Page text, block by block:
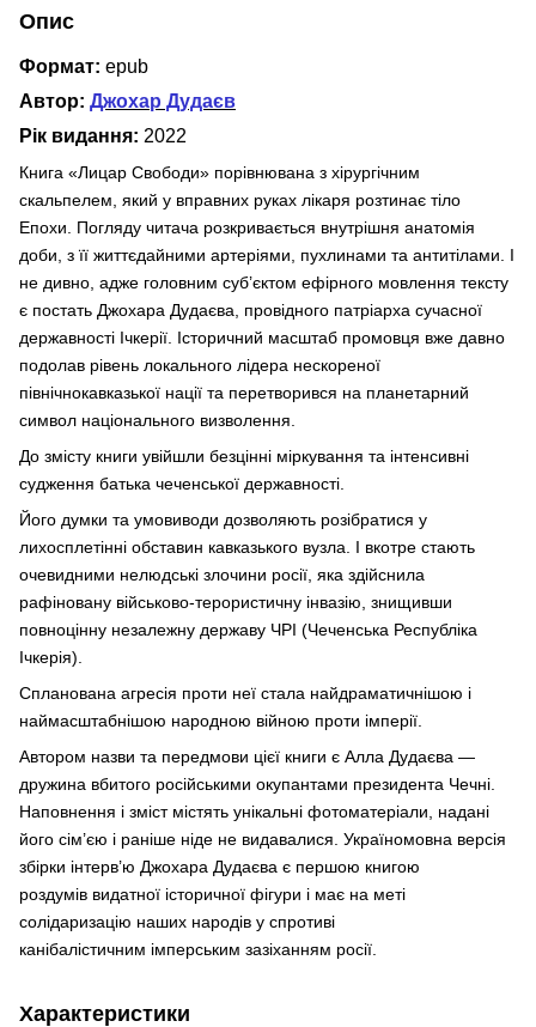
Опис
Формат: epub
Автор: Джохар Дудаєв
Рік видання: 2022
Книга «Лицар Свободи» порівнювана з хірургічним
скальпелем, який у вправних руках лікаря розтинає тіло
Епохи. Погляду читача розкривається внутрішня анатомія
доби, з її життєдайними артеріями, пухлинами та антитілами. І
не дивно, адже головним суб’єктом ефірного мовлення тексту
є постать Джохара Дудаєва, провідного патріарха сучасної
державності Ічкерії. Історичний масштаб промовця вже давно
подолав рівень локального лідера нескореної
північнокавказької нації та перетворився на планетарний
символ національного визволення.
До змісту книги увійшли безцінні міркування та інтенсивні
судження батька чеченської державності.
Його думки та умовиводи дозволяють розібратися у
лихосплетінні обставин кавказького вузла. І вкотре стають
очевидними нелюдські злочини росії, яка здійснила
рафіновану військово-терористичну інвазію, знищивши
повноцінну незалежну державу ЧРІ (Чеченська Республіка
Ічкерія).
Спланована агресія проти неї стала найдраматичнішою і
наймасштабнішою народною війною проти імперії.
Автором назви та передмови цієї книги є Алла Дудаєва —
дружина вбитого російськими окупантами президента Чечні.
Наповнення і зміст містять унікальні фотоматеріали, надані
його сім’єю і раніше ніде не видавалися. Україномовна версія
збірки інтерв’ю Джохара Дудаєва є першою книгою
роздумів видатної історичної фігури і має на меті
солідаризацію наших народів у спротиві
канібалістичним імперським зазіханням росії.
Характеристики